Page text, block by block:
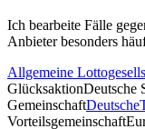
Ich bearbeite Fälle
Anbieter besonders
Allgemeine
GlücksaktionDeutsche
Gemeinschaft
Vorteilsgemeinschaft